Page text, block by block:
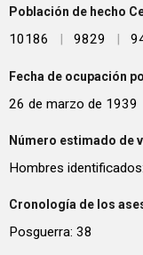
Población de hecho
10186 | 9829 |
Fecha de ocupación
26 de marzo de 1939
Número estimado de
Hombres
Cronología de los
Posguerra: 38